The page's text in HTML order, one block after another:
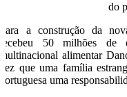
Para a construção da
recebeu 50 milhões de
multinacional alimentar
vez que uma família
portuguesa uma